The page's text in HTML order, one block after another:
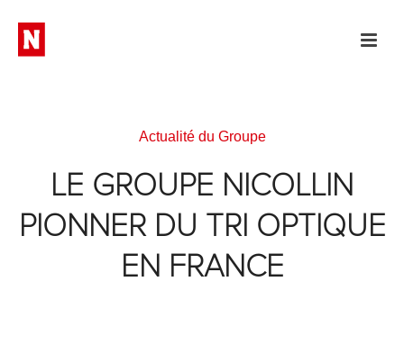
Actualité du Groupe
LE GROUPE NICOLLIN
PIONNER DU TRI OPTIQUE
EN FRANCE